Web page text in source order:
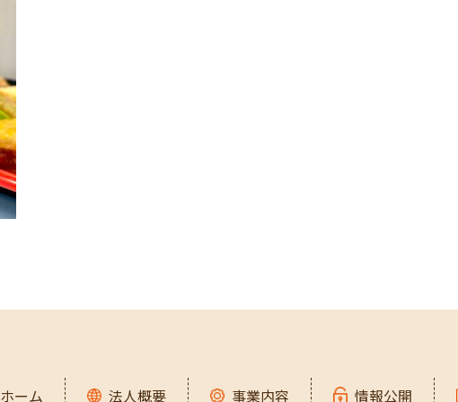
ホーム 法人概要 事業内容 情報公開